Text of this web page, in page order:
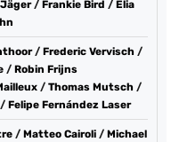
/ Frankie Bird / Elia
/ Frederic Vervisch /
/ Robin Frijns
/ Thomas Mutsch /
/ Felipe Fernández Laser
/ Matteo Cairoli / Michael